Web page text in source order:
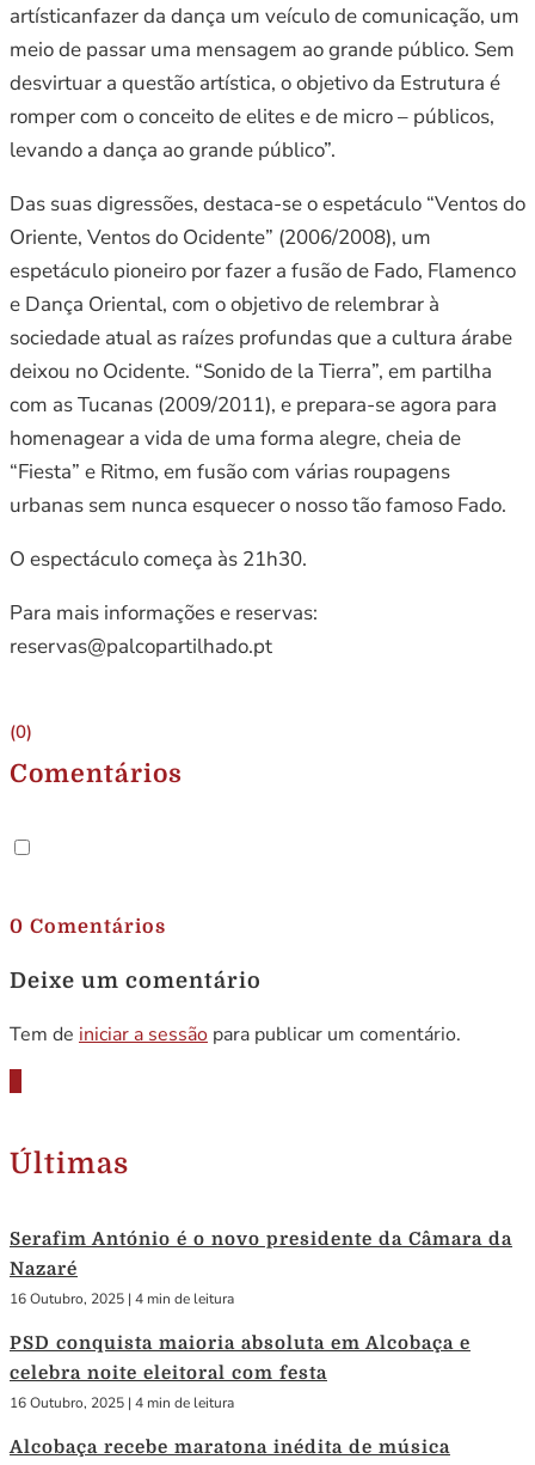
artísticanfazer da dança um veículo de comunicação, um
meio de passar uma mensagem ao grande público. Sem
desvirtuar a questão artística, o objetivo da Estrutura é
romper com o conceito de elites e de micro – públicos,
levando a dança ao grande público”.
Das suas digressões, destaca-se o espetáculo “Ventos do
Oriente, Ventos do Ocidente” (2006/2008), um
espetáculo pioneiro por fazer a fusão de Fado, Flamenco
e Dança Oriental, com o objetivo de relembrar à
sociedade atual as raízes profundas que a cultura árabe
deixou no Ocidente. “Sonido de la Tierra”, em partilha
com as Tucanas (2009/2011), e prepara-se agora para
homenagear a vida de uma forma alegre, cheia de
“Fiesta” e Ritmo, em fusão com várias roupagens
urbanas sem nunca esquecer o nosso tão famoso Fado.
O espectáculo começa às 21h30.
Para mais informações e reservas:
reservas@palcopartilhado.pt
(0)
Comentários
0 Comentários
Deixe um comentário
Tem de iniciar a sessão para publicar um comentário.
Últimas
Serafim António é o novo presidente da Câmara da
Nazaré
16 Outubro, 2025 | 4 min de leitura
PSD conquista maioria absoluta em Alcobaça e
celebra noite eleitoral com festa
16 Outubro, 2025 | 4 min de leitura
Alcobaça recebe maratona inédita de música